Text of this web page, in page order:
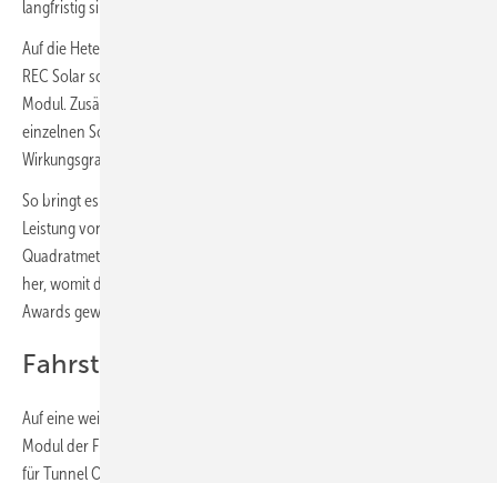
langfristig sinkende Modulleistung.
Auf die Heterojunction-Technologie mit ihrer hohen Effizienz setzt
REC Solar schon länger. Auch das neue Alpha Pure ist ein solches
Modul. Zusätzlich hat REC aber noch die Lücken zwischen den
einzelnen Solarzellen eliminiert. Dadurch steigt nicht nur der
Wirkungsgrad, sondern auch die Leistung bezogen auf die Fläche.
So bringt es REC bei einer Fläche von nur 1,85 Quadratmeter auf eine
Leistung von bis zu 410 Watt. Das sind ebenfalls satte 219 Watt pro
Quadratmeter. Zudem stellt REC die neuen Module komplett ohne Blei
her, womit das Unternehmen einen der diesjährigen Intersolar-
Awards gewonnen hat.
Fahrstuhl für Elektronen
Auf eine weitere Technologie setzt unter anderem IBC Solar. Das neue
Modul der Franken ist mit Topcon-Zellen ausgestattet. Topcon steht
für Tunnel Oxide Passivated Contact. Auch diese basieren auf einer n-